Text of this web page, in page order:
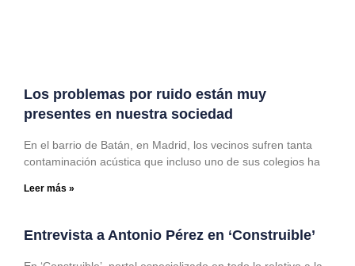
Los problemas por ruido están muy
presentes en nuestra sociedad
En el barrio de Batán, en Madrid, los vecinos sufren tanta
contaminación acústica que incluso uno de sus colegios ha
Leer más »
Entrevista a Antonio Pérez en ‘Construible’